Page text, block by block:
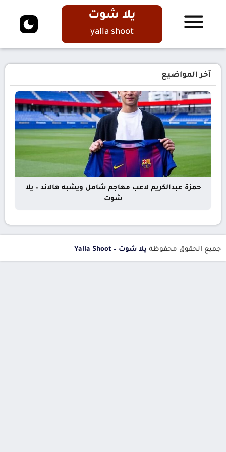
يلا شوت
yalla shoot
آخر المواضيع
حمزة عبدالكريم لاعب مهاجم شامل ويشبه هالاند – يلا
شوت
جميع الحقوق محفوظة يلا شوت – Yalla Shoot